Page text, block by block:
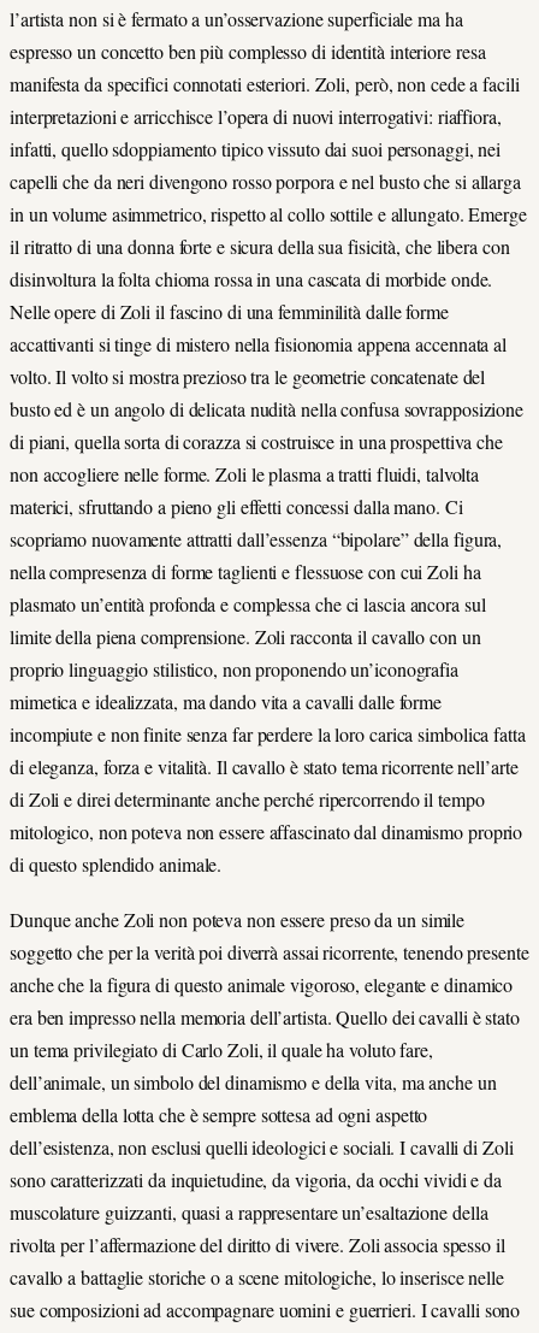
l’artista non si è fermato a un’osservazione superficiale ma ha
espresso un concetto ben più complesso di identità interiore resa
manifesta da specifici connotati esteriori. Zoli, però, non cede a facili
interpretazioni e arricchisce l’opera di nuovi interrogativi: riaffiora,
infatti, quello sdoppiamento tipico vissuto dai suoi personaggi, nei
capelli che da neri divengono rosso porpora e nel busto che si allarga
in un volume asimmetrico, rispetto al collo sottile e allungato. Emerge
il ritratto di una donna forte e sicura della sua fisicità, che libera con
disinvoltura la folta chioma rossa in una cascata di morbide onde.
Nelle opere di Zoli il fascino di una femminilità dalle forme
accattivanti si tinge di mistero nella fisionomia appena accennata al
volto. Il volto si mostra prezioso tra le geometrie concatenate del
busto ed è un angolo di delicata nudità nella confusa sovrapposizione
di piani, quella sorta di corazza si costruisce in una prospettiva che
non accogliere nelle forme. Zoli le plasma a tratti fluidi, talvolta
materici, sfruttando a pieno gli effetti concessi dalla mano. Ci
scopriamo nuovamente attratti dall’essenza “bipolare” della figura,
nella compresenza di forme taglienti e flessuose con cui Zoli ha
plasmato un’entità profonda e complessa che ci lascia ancora sul
limite della piena comprensione. Zoli racconta il cavallo con un
proprio linguaggio stilistico, non proponendo un’iconografia
mimetica e idealizzata, ma dando vita a cavalli dalle forme
incompiute e non finite senza far perdere la loro carica simbolica fatta
di eleganza, forza e vitalità. Il cavallo è stato tema ricorrente nell’arte
di Zoli e direi determinante anche perché ripercorrendo il tempo
mitologico, non poteva non essere affascinato dal dinamismo proprio
di questo splendido animale.
Dunque anche Zoli non poteva non essere preso da un simile
soggetto che per la verità poi diverrà assai ricorrente, tenendo presente
anche che la figura di questo animale vigoroso, elegante e dinamico
era ben impresso nella memoria dell’artista. Quello dei cavalli è stato
un tema privilegiato di Carlo Zoli, il quale ha voluto fare,
dell’animale, un simbolo del dinamismo e della vita, ma anche un
emblema della lotta che è sempre sottesa ad ogni aspetto
dell’esistenza, non esclusi quelli ideologici e sociali. I cavalli di Zoli
sono caratterizzati da inquietudine, da vigoria, da occhi vividi e da
muscolature guizzanti, quasi a rappresentare un’esaltazione della
rivolta per l’affermazione del diritto di vivere. Zoli associa spesso il
cavallo a battaglie storiche o a scene mitologiche, lo inserisce nelle
sue composizioni ad accompagnare uomini e guerrieri. I cavalli sono